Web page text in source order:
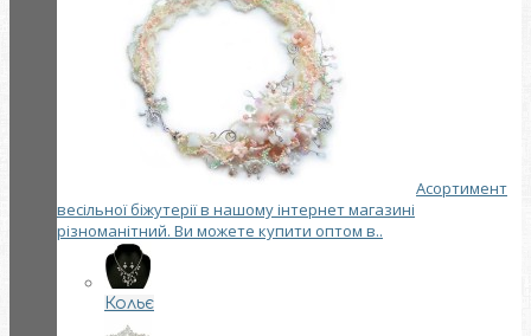
Асортимент
весільної біжутерії в нашому інтернет магазині
різноманітний. Ви можете купити оптом в..
Кольє